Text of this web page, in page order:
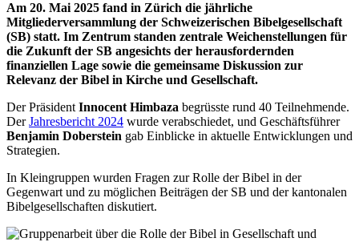
Am 20. Mai 2025 fand in Zürich die jährliche
Mitgliederversammlung der Schweizerischen Bibelgesellschaft
(SB) statt. Im Zentrum standen zentrale Weichenstellungen für
die Zukunft der SB angesichts der herausfordernden
finanziellen Lage sowie die gemeinsame Diskussion zur
Relevanz der Bibel in Kirche und Gesellschaft.
Der Präsident Innocent Himbaza begrüsste rund 40 Teilnehmende.
DerJahresbericht 2024 wurde verabschiedet, und Geschäftsführer
Benjamin Doberstein gab Einblicke in aktuelle Entwicklungen und
Strategien.
In Kleingruppen wurden Fragen zur Rolle der Bibel in der
Gegenwart und zu möglichen Beiträgen der SB und der kantonalen
Bibelgesellschaften diskutiert.